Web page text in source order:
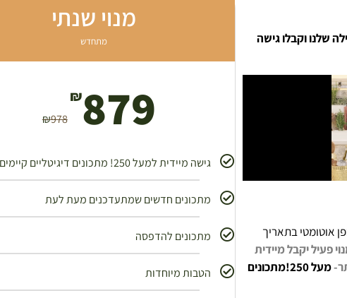
שלנו וקבלו גישה
אוטומטי בתאריך
פעיל יקבל מיידית
מעל 250!מתכונים
מנוי שנתי
מתחדש
₪978
₪879
גישה מיידית למעל 250! מתכונים דיגיטליים קיימים
מתכונים חדשים שמתעדכנים מעת לעת
מתכונים להדפסה
הטבות מיוחדות